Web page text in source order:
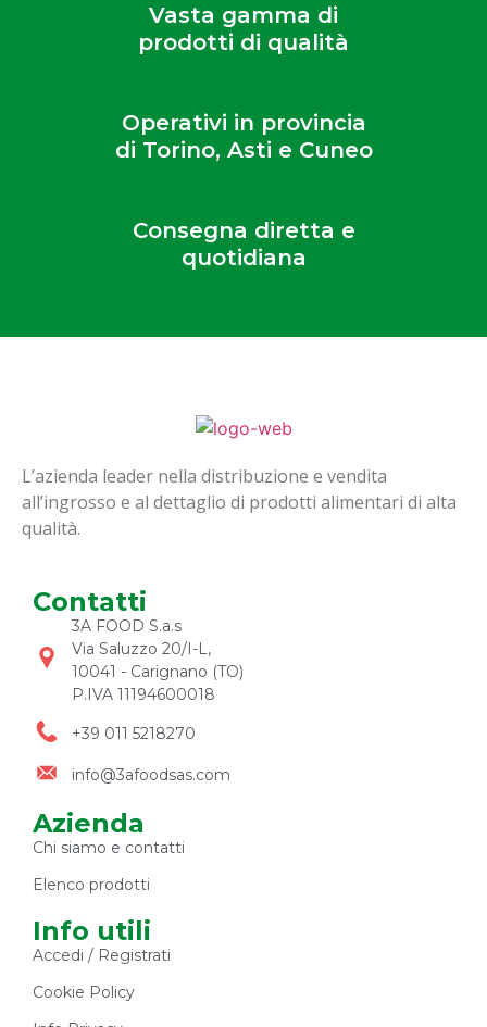
Vasta gamma di
prodotti di qualità
Operativi in provincia
di Torino, Asti e Cuneo
Consegna diretta e
quotidiana
L’azienda leader nella distribuzione e vendita
all’ingrosso e al dettaglio di prodotti alimentari di alta
qualità.
Contatti
3A FOOD S.a.s
Via Saluzzo 20/I-L,
10041 - Carignano (TO)
P.IVA 11194600018
+39 011 5218270
info@3afoodsas.com
Azienda
Chi siamo e contatti
Elenco prodotti
Info utili
Accedi / Registrati
Cookie Policy